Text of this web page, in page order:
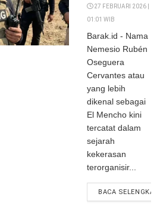
Panglima
CJNG yang
Menyulut
Ketakutan di
Dua Benua
27 FEBRUARI 2026 |
01:01 WIB
Barak.id - Nama
Nemesio Rubén
Oseguera
Cervantes atau
yang lebih
dikenal sebagai
El Mencho kini
tercatat dalam
sejarah
kekerasan
terorganisir...
BACA